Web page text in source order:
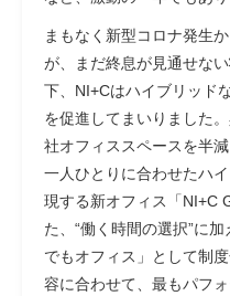
まもなく新型コロナ発生
が、まだ終息が見通せな
下、NI+Cはハイブリッド
を促進してまいりました
社オフィススペースを半
一人ひとりに合わせたハ
現する新オフィス「NI+C
た、“働く時間の選択”に
でもオフィス」として制
容に合わせて、最もパフ